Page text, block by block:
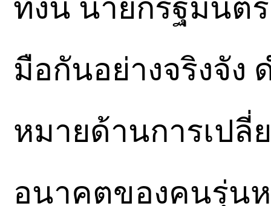
ทั้งนี้ นายกรัฐมนต
มือกันอย่างจริงจัง
หมายด้านการเปลี่
อนาคตของคนรุ่น